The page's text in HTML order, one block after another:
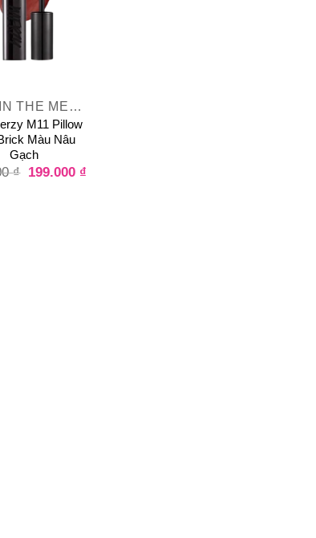
NOIR IN THE MELLOW TINT
M11 Pillow
Màu Nâu
Gạch
₫ 199.000 ₫